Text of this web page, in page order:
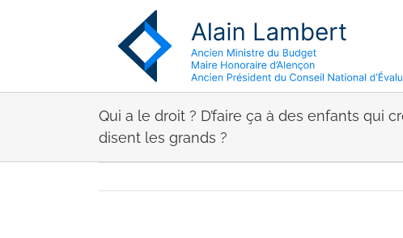
Qui a le droit ? D’faire ça à des enfants qui
disent les grands ?